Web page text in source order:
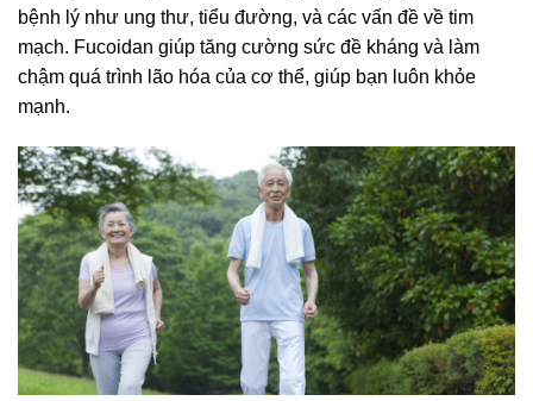
bệnh lý như ung thư, tiểu đường, và các vấn đề về tim
mạch. Fucoidan giúp tăng cường sức đề kháng và làm
chậm quá trình lão hóa của cơ thể, giúp bạn luôn khỏe
mạnh.